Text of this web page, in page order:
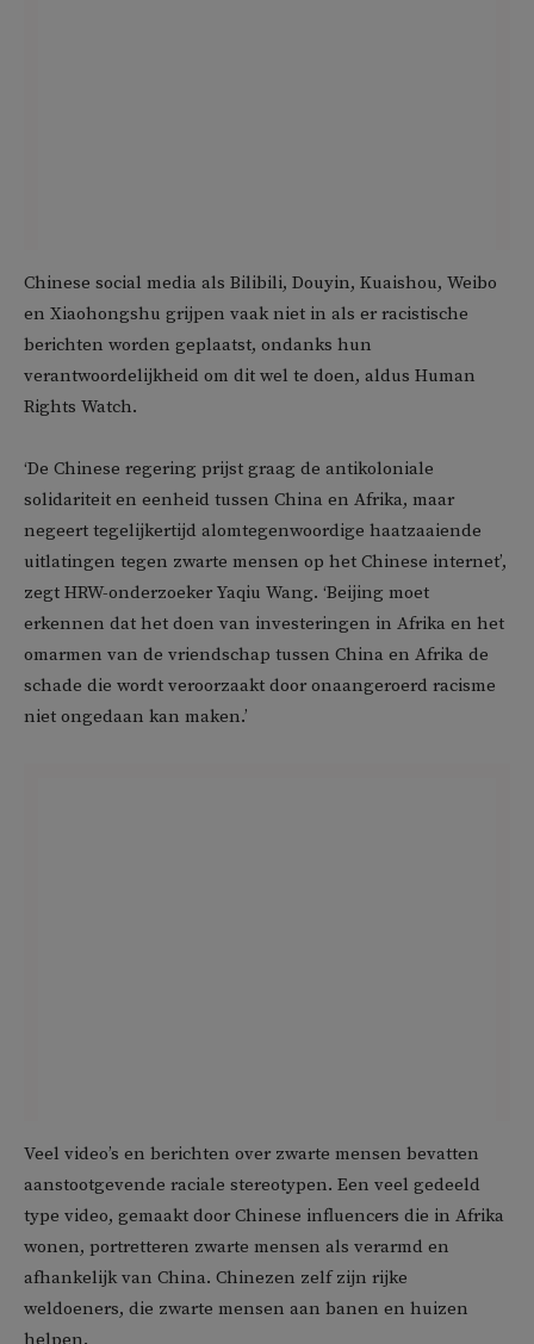
Chinese social media als Bilibili, Douyin, Kuaishou, Weibo
en Xiaohongshu grijpen vaak niet in als er racistische
berichten worden geplaatst, ondanks hun
verantwoordelijkheid om dit wel te doen, aldus Human
Rights Watch.
‘De Chinese regering prijst graag de antikoloniale
solidariteit en eenheid tussen China en Afrika, maar
negeert tegelijkertijd alomtegenwoordige haatzaaiende
uitlatingen tegen zwarte mensen op het Chinese internet’,
zegt HRW-onderzoeker Yaqiu Wang. ‘Beijing moet
erkennen dat het doen van investeringen in Afrika en het
omarmen van de vriendschap tussen China en Afrika de
schade die wordt veroorzaakt door onaangeroerd racisme
niet ongedaan kan maken.’
Veel video’s en berichten over zwarte mensen bevatten
aanstootgevende raciale stereotypen. Een veel gedeeld
type video, gemaakt door Chinese influencers die in Afrika
wonen, portretteren zwarte mensen als verarmd en
afhankelijk van China. Chinezen zelf zijn rijke
weldoeners, die zwarte mensen aan banen en huizen